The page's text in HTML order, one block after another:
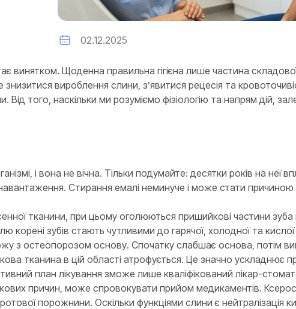
02.12.2025
Щоденна правильна гігієна лише частина складової
вироблення слини, з’явитися рецесія та
того, наскільки ми розуміємо фізіологію та напрям дій,
і вона не вічна. Тільки подумайте: десятки років на неї
Стирання емалі неминуче і може стати причиною
тканини, при цьому оголюються пришийкові частини зуба
зубів стають чутливими до гарячої, холодної та кислої
з остеопорозом основу. Спочатку слабшає основа, потім
тканина в цій області атрофується. Це значно ускладнює
план лікування зможе лише кваліфікований лікар-
причин, може спровокувати прийом медикаментів.
порожнини. Оскільки функціями слини є нейтралізація